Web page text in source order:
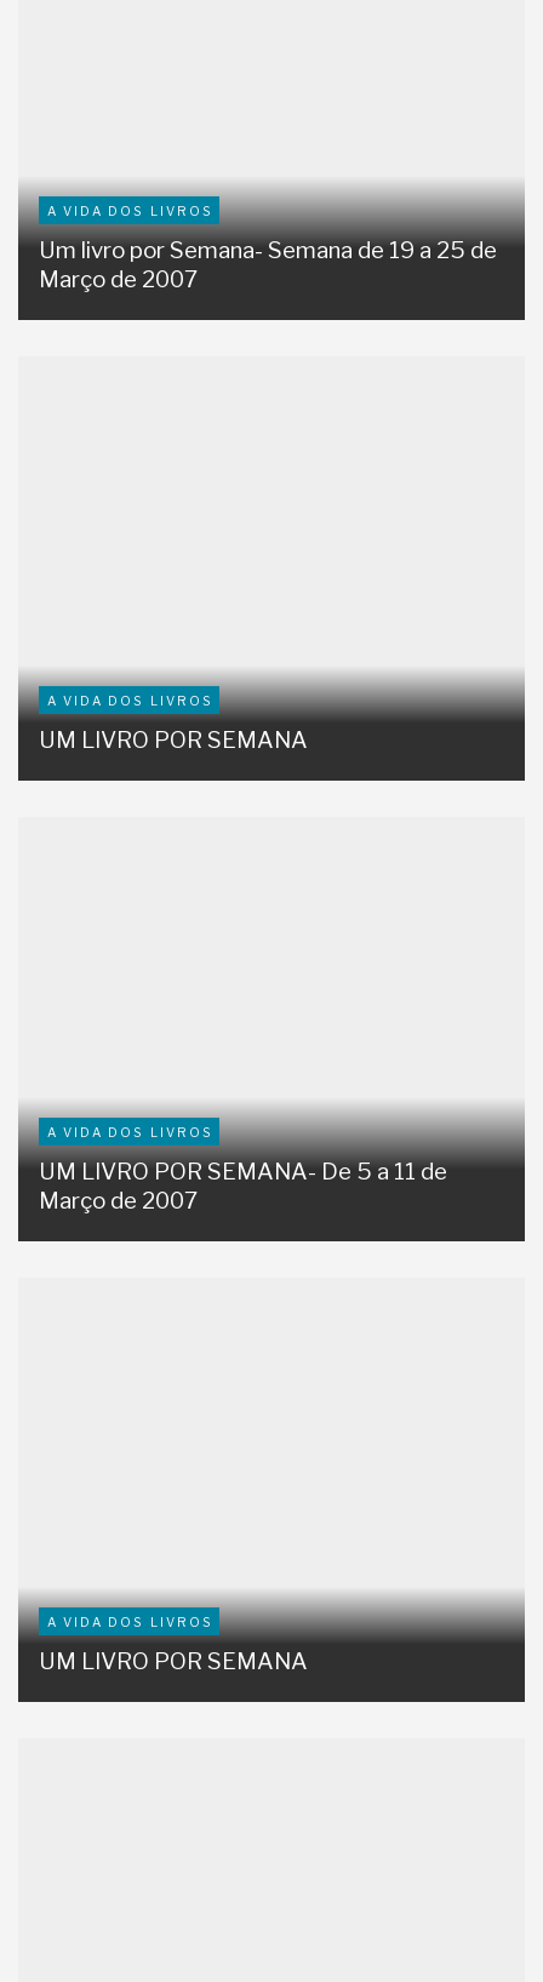
A VIDA DOS LIVROS
Um livro por Semana- Semana de 19 a 25 de
Março de 2007
A VIDA DOS LIVROS
UM LIVRO POR SEMANA
A VIDA DOS LIVROS
UM LIVRO POR SEMANA- De 5 a 11 de
Março de 2007
A VIDA DOS LIVROS
UM LIVRO POR SEMANA